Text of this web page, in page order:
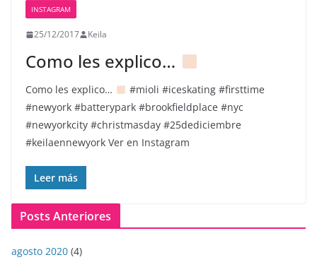
INSTAGRAM
25/12/2017 Keila
Como les explico…
Como les explico…
#mioli #iceskating #firsttime
#newyork #batterypark #brookfieldplace #nyc
#newyorkcity #christmasday #25dediciembre
#keilaennewyork Ver en Instagram
Leer más
Posts Anteriores
agosto 2020 (4)